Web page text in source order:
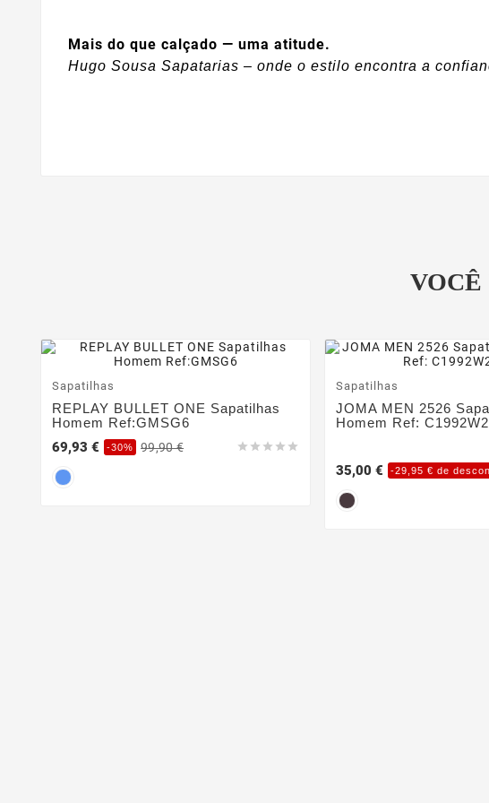
Mais do que calçado — uma atitude.
Hugo Sousa Sapatarias – onde o estilo encontra a
Sapatilhas
REPLAY BULLET ONE Sapatilhas
Homem Ref:GMSG6
    
69,93 € -30% 99,90 €
Sapatilhas
JOMA MEN 2526
Homem Ref:
35,00 € -29,95 € de